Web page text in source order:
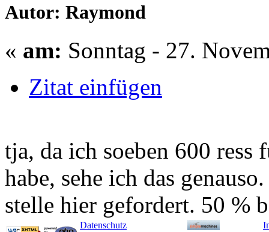
Autor: Raymond
« am: Sonntag - 27.
Zitat einfügen
tja, da ich soeben 600 ress
habe, sehe ich das
stelle hier gefordert. 50 %
Datenschutz